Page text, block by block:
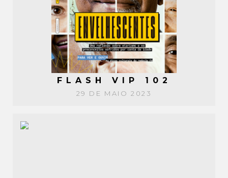
FLASH VIP 102
29 DE MAIO 2023